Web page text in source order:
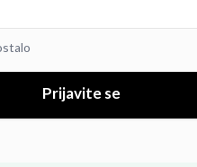
Prijavite se